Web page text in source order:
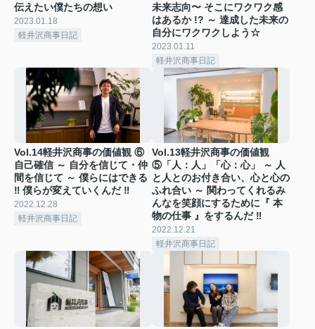
伝えたい僕たちの想い
2023.01.18
軽井沢商事日記
未来志向〜 そこにワクワク感
はあるか !? ～ 達成した未来の
自分にワクワクしよう☆
2023.01.11
軽井沢商事日記
Vol.14軽井沢商事の価値観 ⑥
自己確信 ～ 自分を信じて・仲
間を信じて ～ 僕らにはできる
‼ 僕らが変えていくんだ ‼
2022.12.28
軽井沢商事日記
Vol.13軽井沢商事の価値観
⑤「人：人」「心：心」 ～ 人
と人とのお付き合い、心と心の
ふれ合い ～ 関わってくれるみ
んなを笑顔にするために『 本
物の仕事 』をするんだ ‼
2022.12.21
軽井沢商事日記